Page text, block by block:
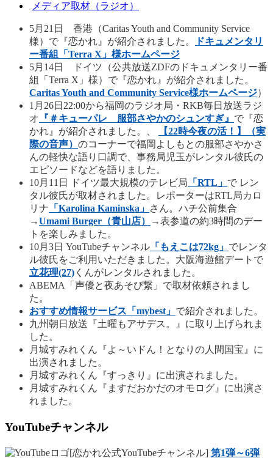
メディア取材（ラジオ）
5月21日 香港（Caritas Youth and Community Service
様）で『恋かれ』が紹介されました。
ドキュメンタリ
ー番組「Terra X」様ホームページ
5月14日 ドイツ（公共放送ZDFのドキュメンタリー番
組「Terra X」様）で『恋かれ』が紹介されました。
Caritas Youth and Community Service様ホームページ）
1月26日22:00から福岡のラジオ局・RKB毎日放送ラジ
オ 『＃キューパレ 服部さやかのシュンすぎ』 で『恋
かれ』が紹介されました。、
【22時今夜の活！】（実
際の音声） のコーナーで福岡よしもとの服部さやかさ
んの軽快な語り口調で、事務局児玉がレンタル彼氏の
エピソードなどを語りました。
10月11日 ドイツ最大規模のテレビ局 「RTL」 で レン
タル彼氏が取材されました。レポーターはRTL局カロ
リナ 「Karolina Kaminska」 さん。ハチ公前集合
→Umami Burger（青山店）
→表参道の約3時間のデー
トを楽しみました。
10月3日 YouTubeチャンネル 「もえこは72kg」 でレンタ
ル彼氏をご利用いただきました。大阪海遊館デートで
立花理(27) くんがレンタルされました。
ABEMA「声優と夜あそび繋」で取材依頼されまし
た。
おすすめ情報サービス「mybest」 で紹介されました。
九州朝日放送『土曜もアサデス。』に取り上げられま
した。
月城すみれくん『よ～いドん！となりの人間国宝』に
出演されました。
月城すみれくん『すっきり』に出演されました。
月城すみれくん『ますだおかだのオモログ』に出演さ
れました。
YouTubeチャンネル
[恋かれ公式YouTubeチャンネル] 第1弾～6弾